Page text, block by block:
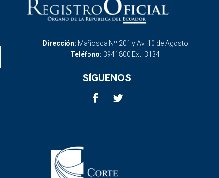
Dirección: Mañosca Nº 201 y Av. 10 de Agosto
Teléfono: 3941800 Ext. 3134
SÍGUENOS